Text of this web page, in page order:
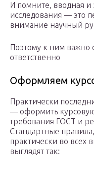
И помните, вводная и
исследования — это
внимание научный
Поэтому к ним важно
ответственно
Оформляем
Практически
— оформить
требования ГОСТ и
Стандартные
практически во всех
выглядят так: